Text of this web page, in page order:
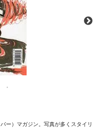
ー）マガジン。写真が多くスタイリ